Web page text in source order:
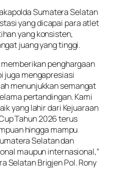
Sumatera Selatan
yang dicapai para atlet
yang konsisten,
juang yang tinggi.
penghargaan
juga mengapresiasi
menunjukkan semangat
pertandingan. Kami
yang lahir dari Kejuaraan
Tahun 2026 terus
hingga mampu
Selatan dan
maupun internasional,”
Selatan Brigjen Pol. Rony